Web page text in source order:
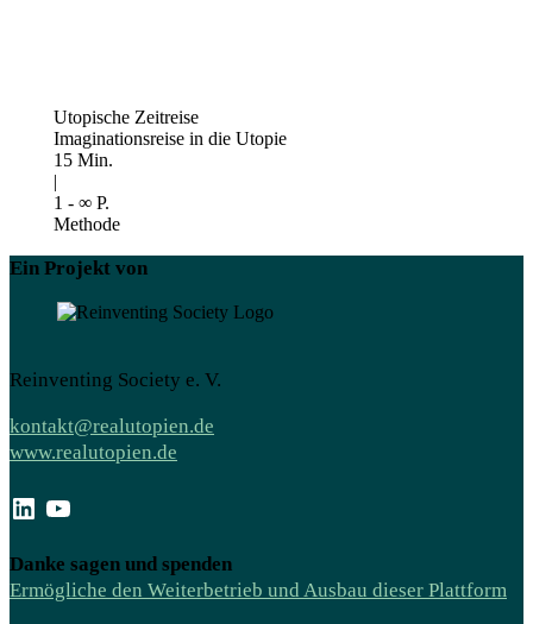
Utopische Zeitreise
Imaginationsreise in die Utopie
15 Min.
|
1 - ∞ P.
Methode
Ein Projekt von
Reinventing Society e. V.
kontakt@realutopien.de
www.realutopien.de
LinkedIn
YouTube
Danke sagen und spenden
Ermögliche den Weiterbetrieb und Ausbau dieser Plattform